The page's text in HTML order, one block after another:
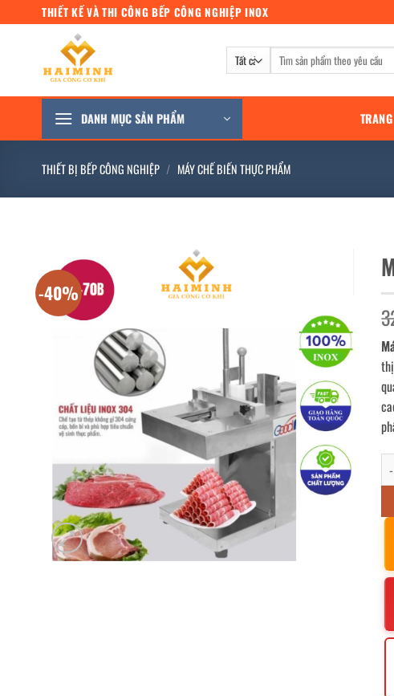
qua
THIẾT KẾ VÀ THI CÔNG BẾP CÔNG NGHIỆP INOX
Tìm
kiếm:
DANH MỤC SẢN PHẨM
THIẾT BỊ BẾP CÔNG NGHIỆP / MÁY CHẾ BIẾN THỰC PHẨM
-40%